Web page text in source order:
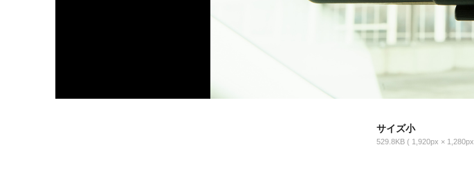
サイズ小
529.8KB 1,920px × 1,280px